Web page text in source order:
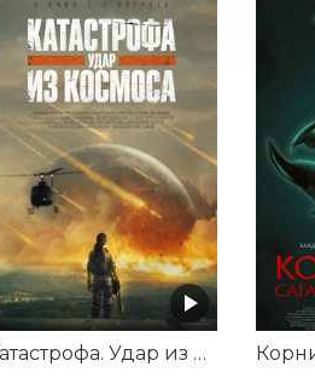
Катастрофа. Удар из космоса